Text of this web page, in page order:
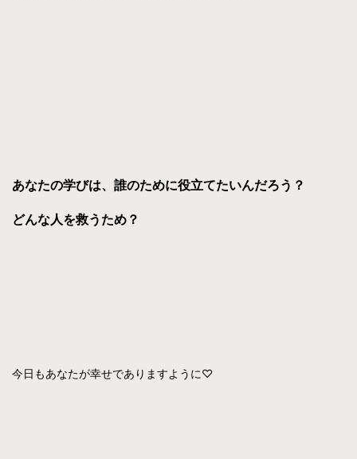
あなたの学びは、誰のために役立てたいんだろう？
どんな人を救うため？
今日もあなたが幸せでありますように♡